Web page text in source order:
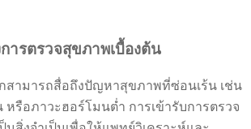
ารตรวจสุขภาพเบื้องต้น
สามารถสื่อถึงปัญหาสุขภาพที่ซ่อนเร้น เช่น
หรือภาวะฮอร์โมนต่ำ การเข้ารับการตรวจ